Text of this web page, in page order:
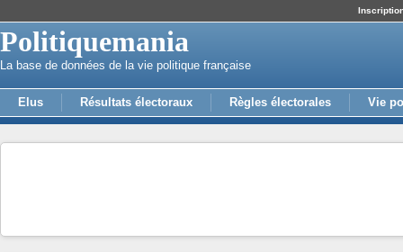
Politiquemania
La base de données de la vie politique française
Elus Résultats électoraux Règles électorales Vie